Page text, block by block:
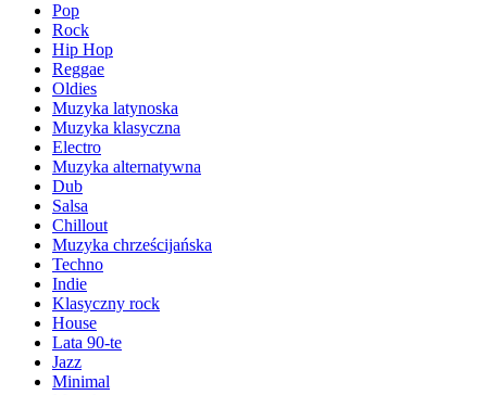
Pop
Rock
Hip Hop
Reggae
Oldies
Muzyka latynoska
Muzyka klasyczna
Electro
Muzyka alternatywna
Dub
Salsa
Chillout
Muzyka chrześcijańska
Techno
Indie
Klasyczny rock
House
Lata 90-te
Jazz
Minimal